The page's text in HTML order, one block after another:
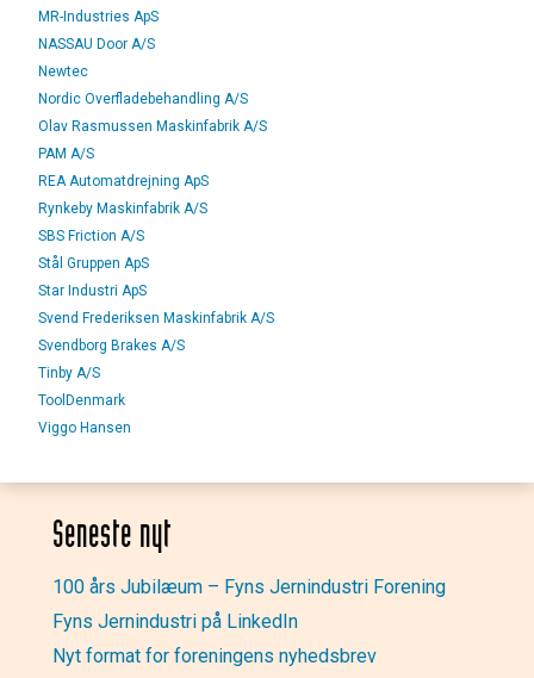
MR-Industries ApS
NASSAU Door A/S
Newtec
Nordic Overfladebehandling A/S
Olav Rasmussen Maskinfabrik A/S
PAM A/S
REA Automatdrejning ApS
Rynkeby Maskinfabrik A/S
SBS Friction A/S
Stål Gruppen ApS
Star Industri ApS
Svend Frederiksen Maskinfabrik A/S
Svendborg Brakes A/S
Tinby A/S
ToolDenmark
Viggo Hansen
Seneste nyt
100 års Jubilæum – Fyns Jernindustri Forening
Fyns Jernindustri på LinkedIn
Nyt format for foreningens nyhedsbrev